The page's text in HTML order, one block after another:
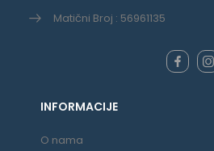
Matični Broj : 56961135
INFORMACIJE
O nama